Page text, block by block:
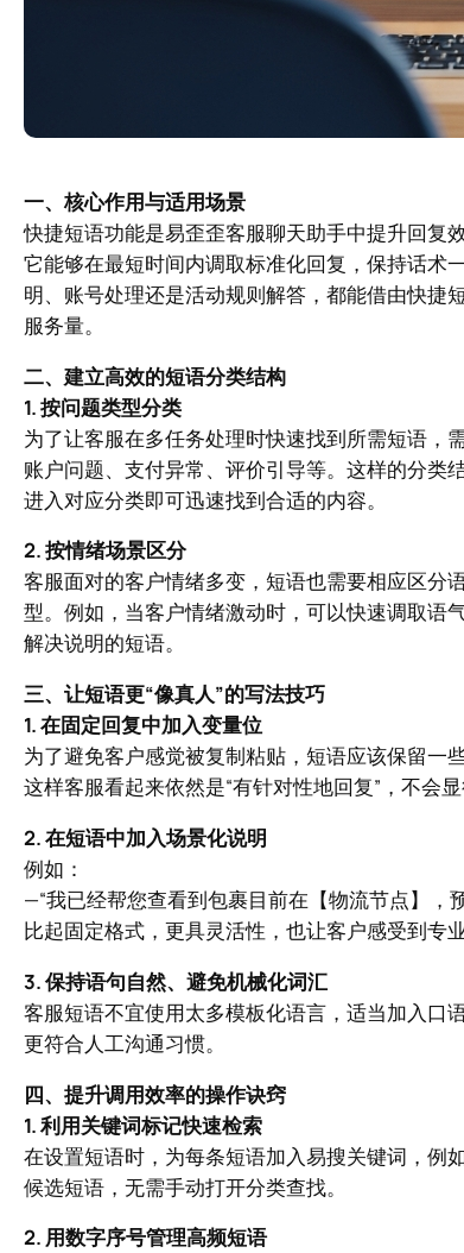
一、核心作用与适用场景
快捷短语功能是易歪歪客服聊天助手中提升回复
它能够在最短时间内调取标准化回复，保持话术
明、账号处理还是活动规则解答，都能借由快捷
服务量。
二、建立高效的短语分类结构
1. 按问题类型分类
为了让客服在多任务处理时快速找到所需短语，
账户问题、支付异常、评价引导等。这样的分类
进入对应分类即可迅速找到合适的内容。
2. 按情绪场景区分
客服面对的客户情绪多变，短语也需要相应区分
型。例如，当客户情绪激动时，可以快速调取语
解决说明的短语。
三、让短语更“像真人”的写法技巧
1. 在固定回复中加入变量位
为了避免客户感觉被复制粘贴，短语应该保留一
这样客服看起来依然是“有针对性地回复”，不会显
2. 在短语中加入场景化说明
例如：
—“我已经帮您查看到包裹目前在【物流节点】，
比起固定格式，更具灵活性，也让客户感受到专业
3. 保持语句自然、避免机械化词汇
客服短语不宜使用太多模板化语言，适当加入口
更符合人工沟通习惯。
四、提升调用效率的操作诀窍
1. 利用关键词标记快速检索
在设置短语时，为每条短语加入易搜关键词，例
候选短语，无需手动打开分类查找。
2. 用数字序号管理高频短语